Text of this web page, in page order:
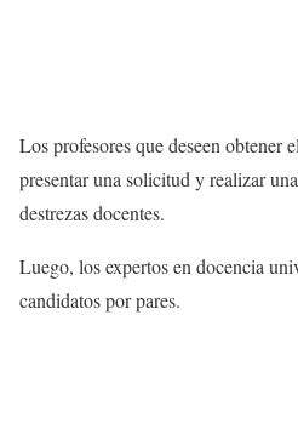
Los profesores que deseen obtener
presentar una solicitud y realizar
destrezas docentes.
Luego, los expertos en docencia
candidatos por pares.